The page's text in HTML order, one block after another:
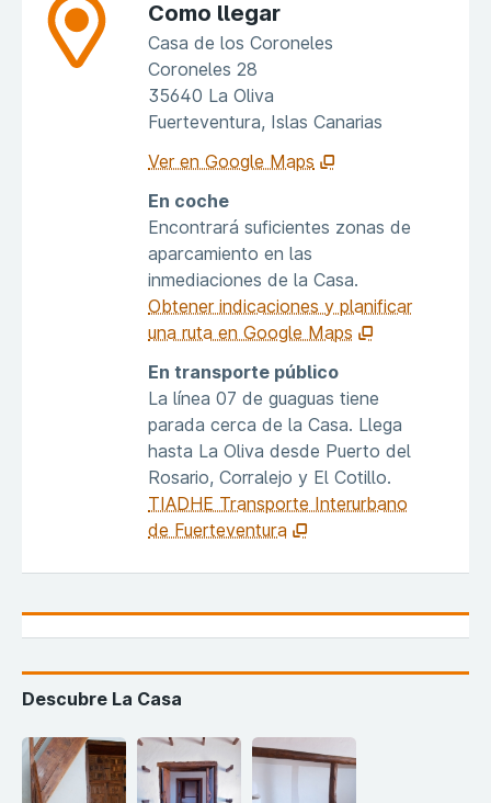
Como llegar
Casa de los Coroneles
Coroneles 28
35640 La Oliva
Fuerteventura, Islas Canarias
Ver en Google Maps
En coche
Encontrará suficientes zonas de
aparcamiento en las
inmediaciones de la Casa.
Obtener indicaciones y planificar
una ruta en Google Maps
En transporte público
La línea 07 de guaguas tiene
parada cerca de la Casa. Llega
hasta La Oliva desde Puerto del
Rosario, Corralejo y El Cotillo.
TIADHE Transporte Interurbano
de Fuerteventura
Descubre La Casa